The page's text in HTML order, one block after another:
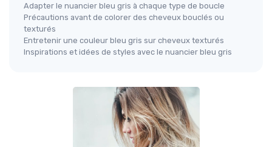
Adapter le nuancier bleu gris à chaque type de boucle
Précautions avant de colorer des cheveux bouclés ou
texturés
Entretenir une couleur bleu gris sur cheveux texturés
Inspirations et idées de styles avec le nuancier bleu gris